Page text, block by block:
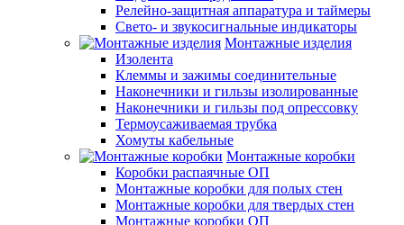
Релейно-защитная аппаратура и таймеры
Свето- и звукосигнальные индикаторы
Монтажные изделия
Изолента
Клеммы и зажимы соединительные
Наконечники и гильзы изолированные
Наконечники и гильзы под опрессовку
Термоусаживаемая трубка
Хомуты кабельные
Монтажные коробки
Коробки распаячные ОП
Монтажные коробки для полых стен
Монтажные коробки для твердых стен
Монтажные коробки ОП